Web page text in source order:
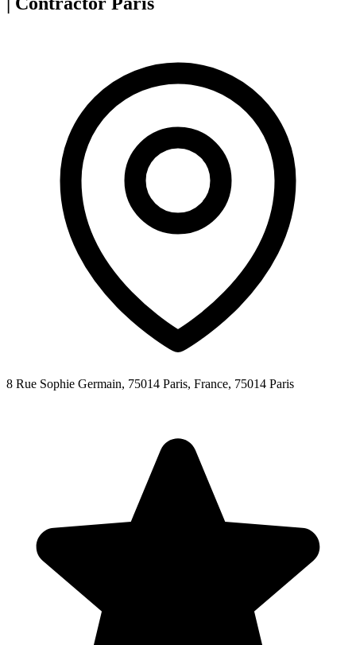
8 Rue Sophie Germain, 75014 Paris, France, 75014 Paris